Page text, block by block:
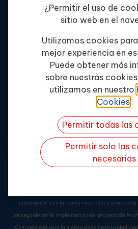
Quiero más info
+34 900 802 262
info@enterpriseformacion.com
Av. de la innovación, 11
Edif. MPE, 41019
Sevilla
información y de las comunicaciones y el acceso
conseguido con la implantación del proyecto de
Contingencia para la mejora de competitividad y
¿Permitir el uso de
sitio web en el
Utilizamos cookies
mejor experiencia en
Puede obtener más
sobre nuestras
utilizamos en nuestro
Cookies.
Permitir todas las
Permitir solo las
necesarias